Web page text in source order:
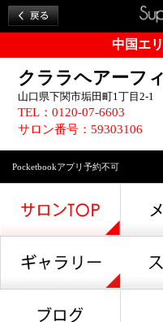
中国エ
クララヘアーフ
山口県下関市垢田町1丁目2-1
TEL：0120-07-6603
サロン番号：59303106
Pocketbookアプリ予約不可